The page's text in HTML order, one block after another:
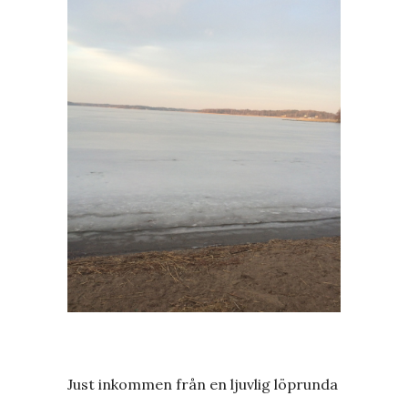
Just inkommen från en ljuvlig löprunda